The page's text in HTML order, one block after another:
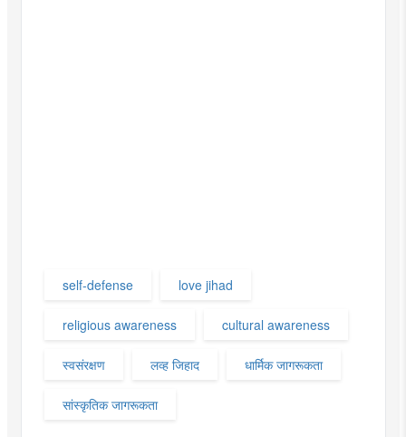
self-defense love jihad
religious awareness cultural awareness
स्वसंरक्षण लव्ह जिहाद धार्मिक जागरूकता
सांस्कृतिक जागरूकता